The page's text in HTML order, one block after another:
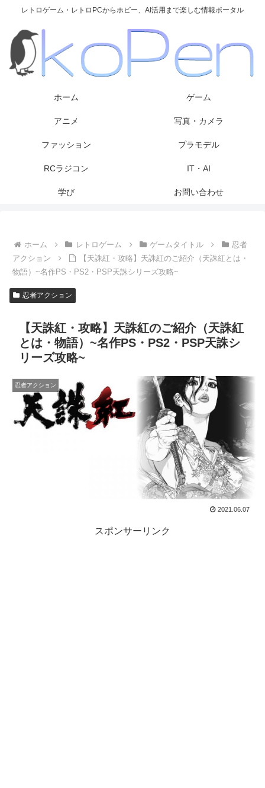
レトロゲーム・レトロPCからホビー、AI活用まで楽しむ情報ポータル
ホーム ゲーム
アニメ 写真・カメラ
ファッション プラモデル
RCラジコン IT・AI
学び お問い合わせ
ホーム レトロゲーム ゲームタイトル
忍者
アクション
【天誅紅・攻略】天誅紅のご紹介（天誅紅とは・
物語）~名作PS・PS2・PSP天誅シリーズ攻略~
忍者アクション
【天誅紅・攻略】天誅紅のご紹介（天誅紅
とは・物語）~名作PS・PS2・PSP天誅シ
リーズ攻略~
忍者アクション
2021.06.07
スポンサーリンク